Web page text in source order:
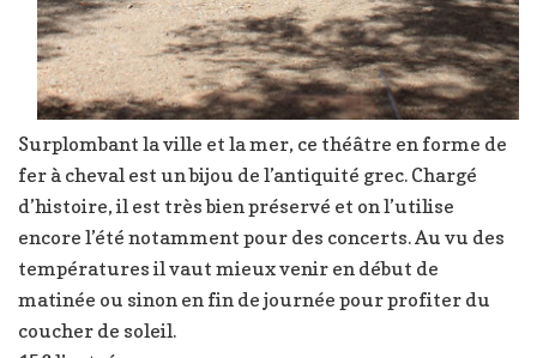
Surplombant la ville et la mer, ce théâtre en forme de
fer à cheval est un bijou de l’antiquité grec. Chargé
d’histoire, il est très bien préservé et on l’utilise
encore l’été notamment pour des concerts. Au vu des
températures il vaut mieux venir en début de
matinée ou sinon en fin de journée pour profiter du
coucher de soleil.